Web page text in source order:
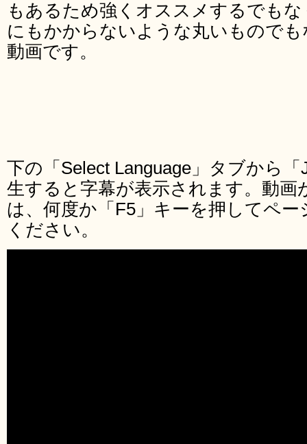
もあるため強くオススメするでも
にもかからないような丸いもので
動画です。
下の「Select Language」タブから
生すると字幕が表示されます。動画
は、何度か「F5」キーを押してペ
ください。